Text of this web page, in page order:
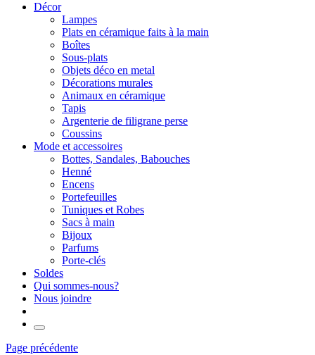
Décor
Lampes
Plats en céramique faits à la main
Boîtes
Sous-plats
Objets déco en metal
Décorations murales
Animaux en céramique
Tapis
Argenterie de filigrane perse
Coussins
Mode et accessoires
Bottes, Sandales, Babouches
Henné
Encens
Portefeuilles
Tuniques et Robes
Sacs à main
Bijoux
Parfums
Porte-clés
Soldes
Qui sommes-nous?
Nous joindre
Page précédente